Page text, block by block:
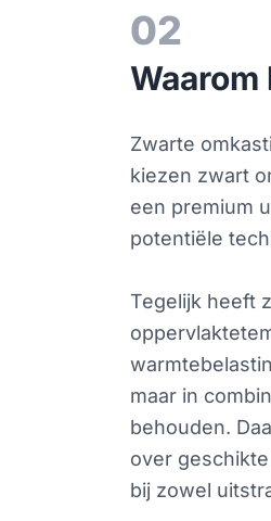
02
Zwarte
kiezen zwart
een premium
potentiële
Tegelijk heeft
maar in
behouden.
over
bij zowel